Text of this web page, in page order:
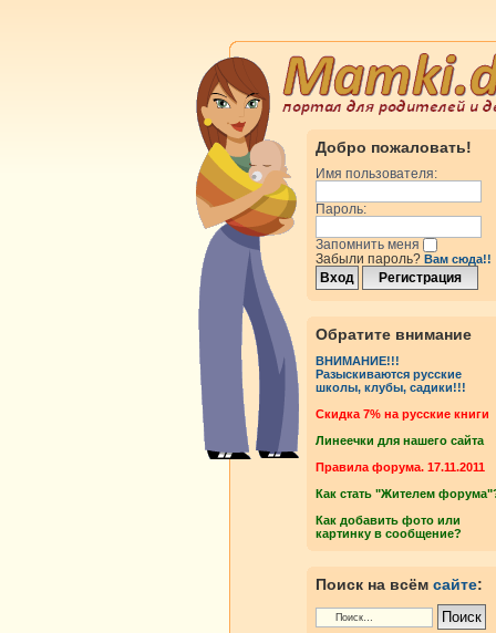
Добро пожаловать!
Имя пользователя:
Пароль:
Запомнить меня
Забыли пароль? Вам сюда!!
Обратите внимание
ВНИМАНИЕ!!!
Разыскиваются русские
школы, клубы, садики!!!
Cкидка 7% на русские книги
Линеечки для нашего сайта
Правила форума. 17.11.2011
Как стать "Жителем
Как добавить фото или
картинку в сообщение?
Поиск на всём сайте: